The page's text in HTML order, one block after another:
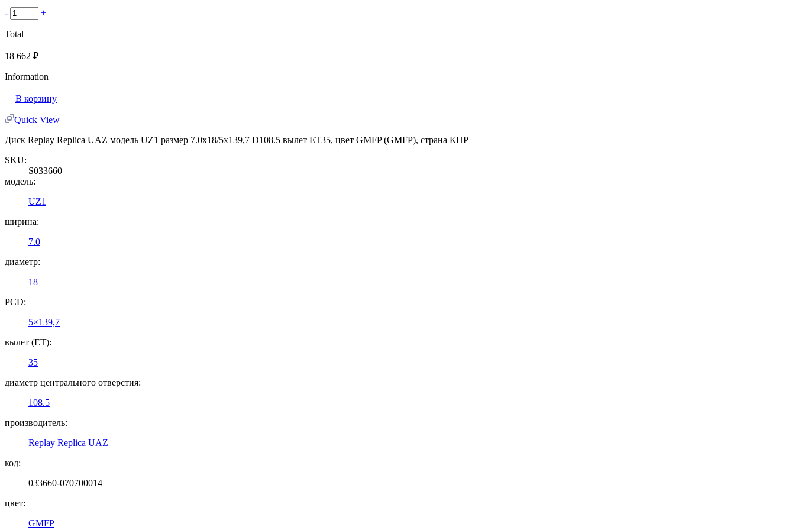
- +
Total
18 662 ₽
Information
В корзину
Quick View
Диск Replay Replica UAZ модель UZ1 размер 7.0x18/5x139,7 D108.5 вылет ET35, цвет GMFP (GMFP), страна КНР
SKU:
S033660
модель:
UZ1
ширина:
7.0
диаметр:
18
PCD:
5×139,7
вылет (ET):
35
диаметр центрального отверстия:
108.5
производитель:
Replay Replica UAZ
код:
033660-070700014
цвет:
GMFP